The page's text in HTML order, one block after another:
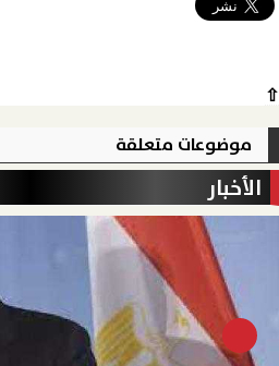
⇧
موضوعات متعلقة
الأخبار